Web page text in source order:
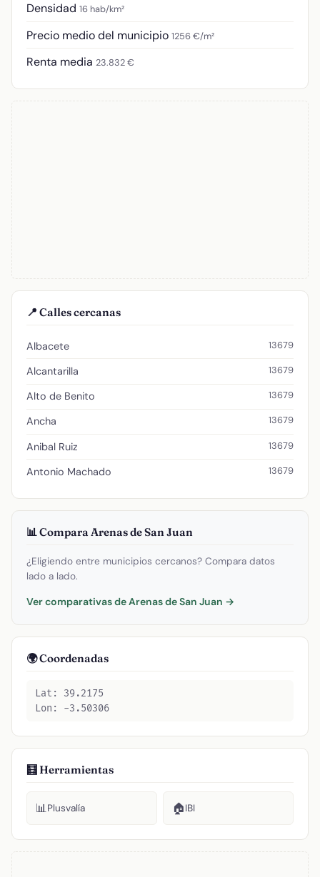
Densidad 16 hab/km²
Precio medio del municipio 1256 €/m²
Renta media 23.832 €
📍 Calles cercanas
Albacete 13679
Alcantarilla 13679
Alto de Benito 13679
Ancha 13679
Anibal Ruiz 13679
Antonio Machado 13679
📊 Compara Arenas de San Juan
¿Eligiendo entre municipios cercanos? Compara datos
lado a lado.
Ver comparativas de Arenas de San Juan →
🌍 Coordenadas
Lat: 39.2175
Lon: -3.50306
🧮 Herramientas
📊Plusvalía 🏠IBI